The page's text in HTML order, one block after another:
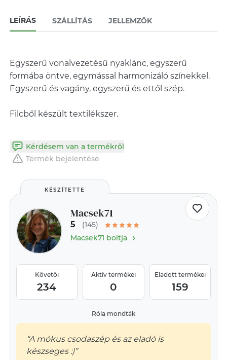
LEÍRÁS SZÁLLÍTÁS JELLEMZŐK
Egyszerű vonalvezetésű nyaklánc, egyszerű
formába öntve, egymással harmonizáló színekkel.
Egyszerű és vagány, egyszerű és ettől szép.
Filcből készült textilékszer.
Kérdésem van a termékről
Termék bejelentése
KÉSZÍTETTE
Macsek71
5
(145)
Macsek71 boltja›
Követői
234
Aktív termékei
0
Eladott termékei
159
Róla mondták
“A mókus csodaszép és az eladó is
készseges :)”